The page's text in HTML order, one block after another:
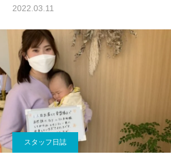
2022.03.11
スタッフ日誌